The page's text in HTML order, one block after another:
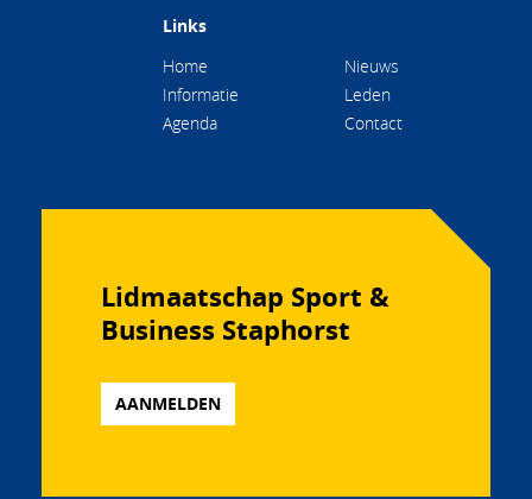
Links
Home
Informatie
Agenda
Nieuws
Leden
Contact
Lidmaatschap Sport &
Business Staphorst
AANMELDEN